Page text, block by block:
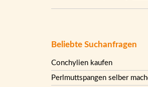
Beliebte Suchanfragen
Conchylien kaufen
Perlmuttspangen selber